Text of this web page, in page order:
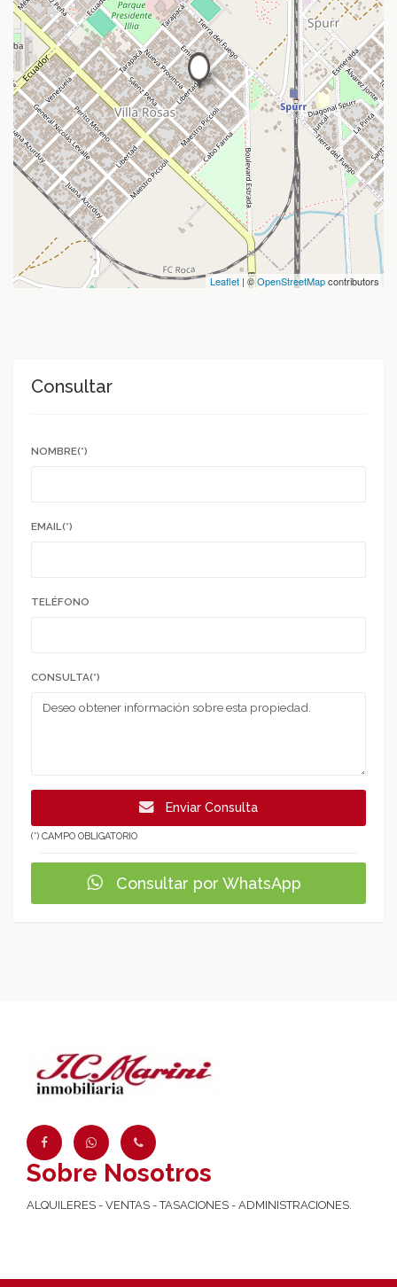
Leaflet | ©OpenStreetMapcontributors
Consultar
NOMBRE(*)
EMAIL(*)
TELÉFONO
CONSULTA(*)
Enviar Consulta
(*) CAMPO OBLIGATORIO
Consultar por WhatsApp
Sobre Nosotros
ALQUILERES - VENTAS - TASACIONES - ADMINISTRACIONES.